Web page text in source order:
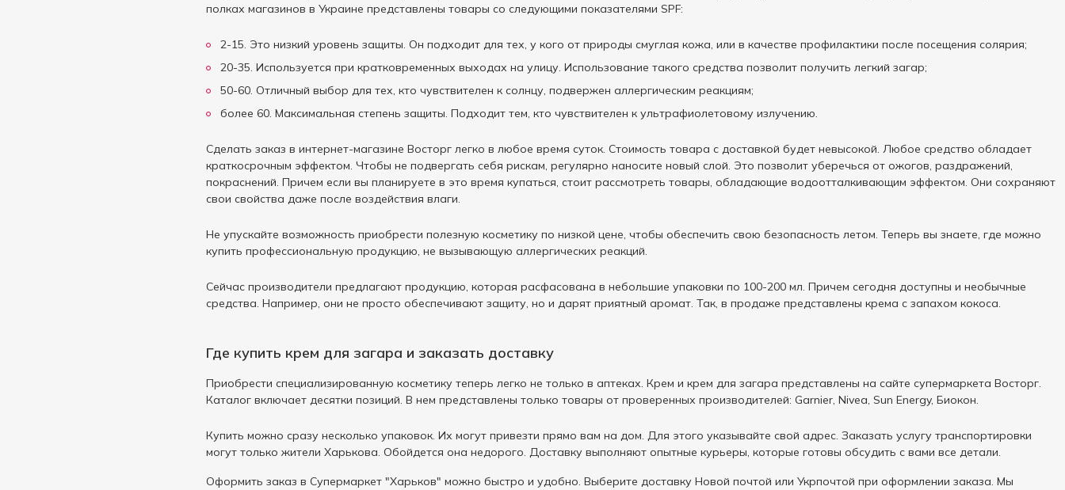
полках магазинов в Украине представлены товары со следующими показателями SPF:
2-15. Это низкий уровень защиты. Он подходит для тех, у кого от природы смуглая кожа, или в качестве профилактики после посещения солярия;
20-35. Используется при кратковременных выходах на улицу. Использование такого средства позволит получить легкий загар;
50-60. Отличный выбор для тех, кто чувствителен к солнцу, подвержен аллергическим реакциям;
более 60. Максимальная степень защиты. Подходит тем, кто чувствителен к ультрафиолетовому излучению.
Сделать заказ в интернет-магазине Восторг легко в любое время суток. Стоимость товара с доставкой будет невысокой. Любое средство обладает
краткосрочным эффектом. Чтобы не подвергать себя рискам, регулярно наносите новый слой. Это позволит уберечься от ожогов, раздражений,
покраснений. Причем если вы планируете в это время купаться, стоит рассмотреть товары, обладающие водоотталкивающим эффектом. Они сохраняют
свои свойства даже после воздействия влаги.
Не упускайте возможность приобрести полезную косметику по низкой цене, чтобы обеспечить свою безопасность летом. Теперь вы знаете, где можно
купить профессиональную продукцию, не вызывающую аллергических реакций.
Сейчас производители предлагают продукцию, которая расфасована в небольшие упаковки по 100-200 мл. Причем сегодня доступны и необычные
средства. Например, они не просто обеспечивают защиту, но и дарят приятный аромат. Так, в продаже представлены крема с запахом кокоса.
Где купить крем для загара и заказать доставку
Приобрести специализированную косметику теперь легко не только в аптеках. Крем и крем для загара представлены на сайте супермаркета Восторг.
Каталог включает десятки позиций. В нем представлены только товары от проверенных производителей: Garnier, Nivea, Sun Energy, Биокон.
Купить можно сразу несколько упаковок. Их могут привезти прямо вам на дом. Для этого указывайте свой адрес. Заказать услугу транспортировки
могут только жители Харькова. Обойдется она недорого. Доставку выполняют опытные курьеры, которые готовы обсудить с вами все детали.
Оформить заказ в Cупермаркет "Харьков" можно быстро и удобно. Выберите доставку Новой почтой или Укрпочтой при оформлении заказа. Мы